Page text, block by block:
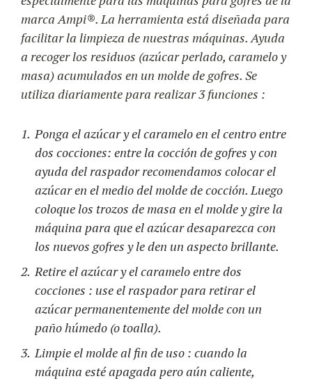
marca Ampi®. La herramienta está diseñada para
facilitar la limpieza de nuestras máquinas. Ayuda
a recoger los residuos (azúcar perlado, caramelo y
masa) acumulados en un molde de gofres. Se
utiliza diariamente para realizar 3 funciones :
Ponga el azúcar y el caramelo en el centro entre
dos cocciones: entre la cocción de gofres y con
ayuda del raspador recomendamos colocar el
azúcar en el medio del molde de cocción. Luego
coloque los trozos de masa en el molde y gire la
máquina para que el azúcar desaparezca con
los nuevos gofres y le den un aspecto brillante.
Retire el azúcar y el caramelo entre dos
cocciones : use el raspador para retirar el
azúcar permanentemente del molde con un
paño húmedo (o toalla).
Limpie el molde al fin de uso : cuando la
máquina esté apagada pero aún caliente,